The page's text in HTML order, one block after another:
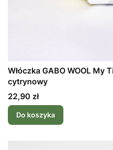
Włóczka GABO WOOL My
cytrynowy
Cena
22,90 zł
Do koszyka